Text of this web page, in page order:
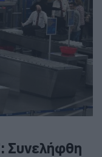
Συνελήφθη